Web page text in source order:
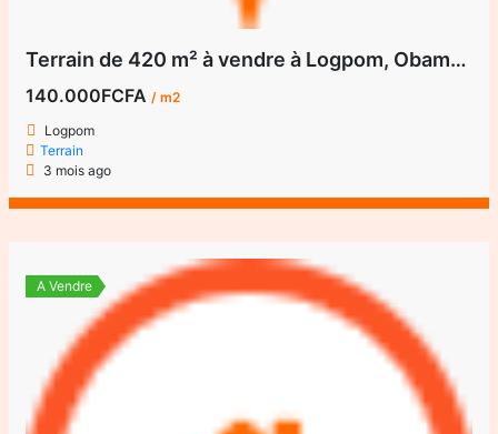
Terrain de 420 m² à vendre à Logpom, Obama City
140.000FCFA/ m2
Logpom
Terrain
3 mois ago
A Vendre